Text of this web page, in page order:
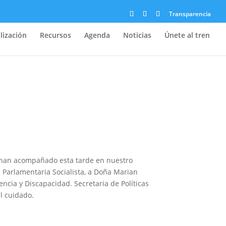
Transparencia
Recursos Agenda Noticias Únete al tren
acompañado esta tarde en nuestro
Parlamentaria Socialista, a Doña Marian
y Discapacidad. Secretaria de Políticas
cuidado.